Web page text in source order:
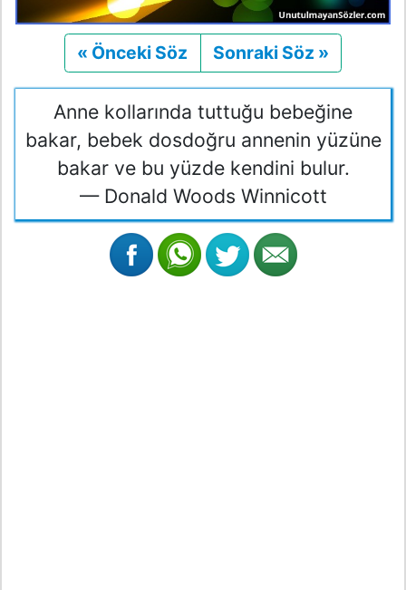
« Önceki Söz Önceki
Sonraki Söz »
Anne kollarında tuttuğu bebeğine
bakar, bebek dosdoğru annenin yüzüne
bakar ve bu yüzde kendini bulur.
— Donald Woods Winnicott